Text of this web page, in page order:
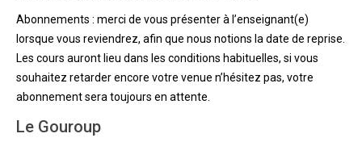
Abonnements : merci de vous présenter à l’enseignant(e)
lorsque vous reviendrez, afin que nous notions la date de reprise.
Les cours auront lieu dans les conditions habituelles, si vous
souhaitez retarder encore votre venue n’hésitez pas, votre
abonnement sera toujours en attente.
Le Gouroup